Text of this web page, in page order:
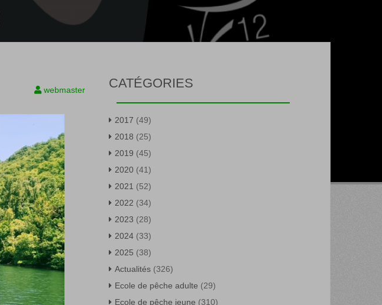
webmaster CATÉGORIES
2017 (49)
2018 (25)
2019 (45)
2020(41)
2021 (52)
2022 (34)
2023 (28)
2024(33)
2025 (38)
Actualités(326)
Ecole de pêche adulte (29)
Ecole de pêche jeune (310)